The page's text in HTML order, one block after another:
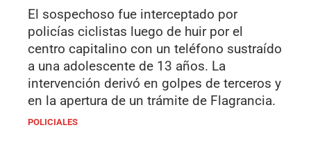
El sospechoso fue interceptado por
policías ciclistas luego de huir por el
centro capitalino con un teléfono sustraído
a una adolescente de 13 años. La
intervención derivó en golpes de terceros y
en la apertura de un trámite de Flagrancia.
POLICIALES